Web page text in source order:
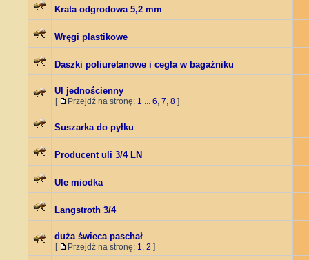
Krata odgrodowa 5,2 mm
Wręgi plastikowe
Daszki poliuretanowe i cegła w bagażniku
Ul jednościenny
[ Przejdź na stronę: 1 ... 6, 7, 8 ]
Suszarka do pyłku
Producent uli 3/4 LN
Ule miodka
Langstroth 3/4
duża świeca paschał
[ Przejdź na stronę: 1, 2 ]